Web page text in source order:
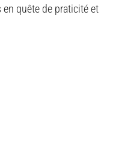
quête de praticité et